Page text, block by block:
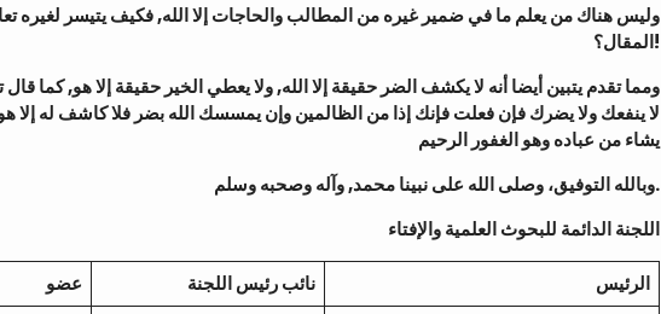
المقال؟!
لا ينفعك ولا يضرك فإن فعلت فإنك إذا من الظالمين وإن يمسسك الله بضر فلا كاشف له إلا
يشاء من عباده وهو الغفور الرحيم
وبالله التوفيق، وصلى الله على نبينا محمد, وآله وصحبه وسلم.
اللجنة الدائمة للبحوث العلمية والإفتاء
عضو نائب رئيس اللجنة
الرئيس